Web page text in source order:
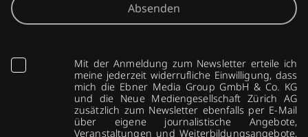
Absenden
Mit der Anmeldung zum Newsletter erteile ich
meine jederzeit widerrufliche Einwilligung, dass
mich die Ebner Media Group GmbH & Co. KG
und die Neue Mediengesellschaft Zürich AG
zusätzlich zum Newsletter ebenfalls per E-Mail
über eigene journalistische Angebote,
Veranstaltungen und Weiterbildungsangebote,